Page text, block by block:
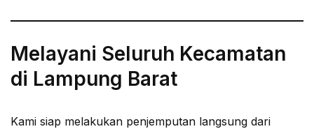
Melayani Seluruh Kecamatan
di Lampung Barat
Kami siap melakukan penjemputan langsung dari